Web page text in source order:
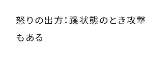
怒りの出方：躁状態のとき攻
もある